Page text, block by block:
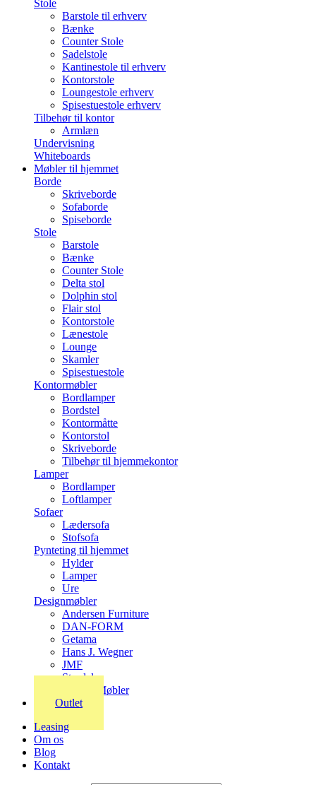
Stole
Barstole til erhverv
Bænke
Counter Stole
Sadelstole
Kantinestole til erhverv
Kontorstole
Loungestole erhverv
Spisestuestole erhverv
Tilbehør til kontor
Armlæn
Undervisning
Whiteboards
Møbler til hjemmet
Borde
Skriveborde
Sofaborde
Spiseborde
Stole
Barstole
Bænke
Counter Stole
Delta stol
Dolphin stol
Flair stol
Kontorstole
Lænestole
Lounge
Skamler
Spisestuestole
Kontormøbler
Bordlamper
Bordstel
Kontormåtte
Kontorstol
Skriveborde
Tilbehør til hjemmekontor
Lamper
Bordlamper
Loftlamper
Sofaer
Lædersofa
Stofsofa
Pynteting til hjemmet
Hylder
Lamper
Ure
Designmøbler
Andersen Furniture
DAN-FORM
Getama
Hans J. Wegner
JMF
Stordal
Stouby Møbler
Outlet
Leasing
Om os
Blog
Kontakt